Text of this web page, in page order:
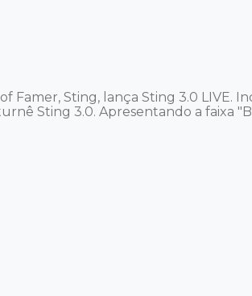
Famer, Sting, lança Sting 3.0 LIVE.
Sting 3.0. Apresentando a faixa